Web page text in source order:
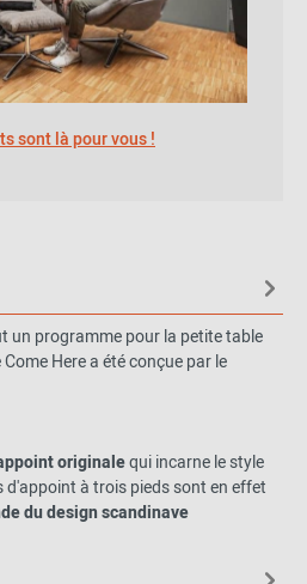
sont là pour vous !
un programme pour la petite table
Here a été conçue par le
originalequi incarne le style
à trois pieds sont en effet
du design scandinave
pas aussi originales que